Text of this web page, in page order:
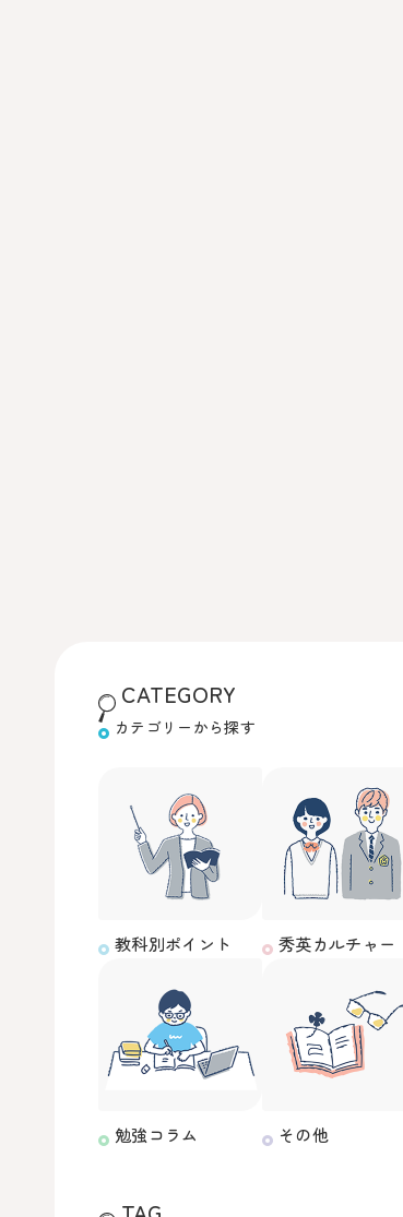
CATEGORY
カテゴリーから探す
教科別ポイント 秀英カルチャー
勉強コラム その他